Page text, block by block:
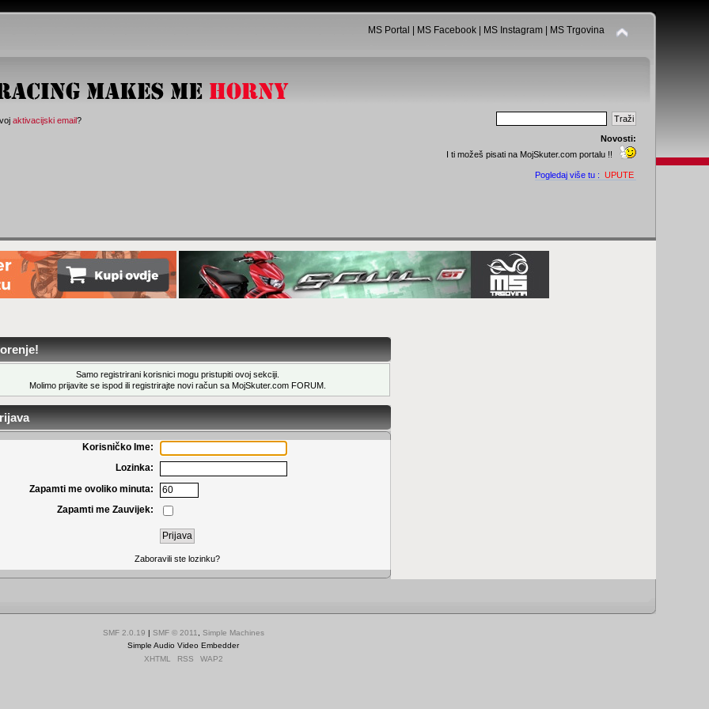
MS Portal MS Facebook| MS Instagram| MS Trgovina
aktivacijski email?
Novosti:
I ti možeš pisati na MojSkuter.com portalu !!
Pogledaj više tu : UPUTE
Samo registrirani korisnici mogu pristupiti ovoj sekciji.
Molimo prijavite se ispod ili registrirajte novi računsa MojSkuter.com FORUM.
Korisničko Ime:
Lozinka:
Zapamti me ovoliko minuta:
Zapamti me Zauvijek:
Zaboravili ste lozinku?
SMF 2.0.19 | SMF © 2011
Simple Machines
Simple Audio Video Embedder
XHTML
RSS WAP2